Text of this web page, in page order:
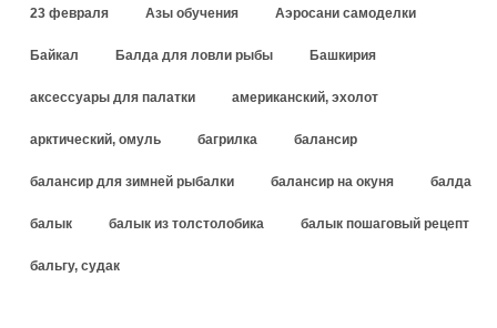
23 февраля Азы обучения Аэросани самоделки
Байкал Балда для ловли рыбы Башкирия
аксессуары для палатки американский, эхолот
арктический, омуль багрилка балансир
балансир для зимней рыбалки балансир на окуня балда
балык балык из толстолобика балык пошаговый рецепт
бальгу, судак